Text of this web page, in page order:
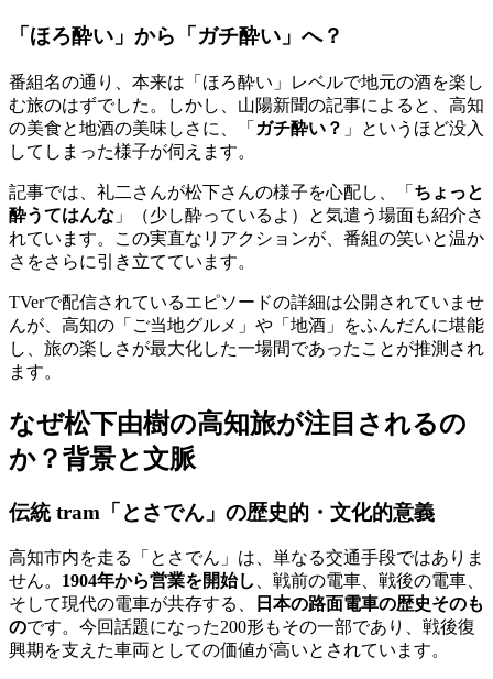
「ほろ酔い」から「ガチ酔い」へ？
番組名の通り、本来は「ほろ酔い」レベルで地元の酒を楽し
む旅のはずでした。しかし、山陽新聞の記事によると、高知
の美食と地酒の美味しさに、「 ガチ酔い？ 」というほど没入
してしまった様子が伺えます。
記事では、礼二さんが松下さんの様子を心配し、「 ちょっと
酔うてはんな 」（少し酔っているよ）と気遣う場面も紹介さ
れています。この実直なリアクションが、番組の笑いと温か
さをさらに引き立てています。
TVerで配信されているエピソードの詳細は公開されていませ
んが、高知の「ご当地グルメ」や「地酒」をふんだんに堪能
し、旅の楽しさが最大化した一場間であったことが推測され
ます。
なぜ松下由樹の高知旅が注目されるの
か？背景と文脈
伝統 tram「とさでん」の歴史的・文化的意義
高知市内を走る「とさでん」は、単なる交通手段ではありま
せん。 1904年から営業を開始し
、戦前の電車、戦後の電車、
そして現代の電車が共存する、
日本の路面電車の歴史そのも
のです。今回話題になった200形もその一部であり、戦後復
興期を支えた車両としての価値が高いとされています。